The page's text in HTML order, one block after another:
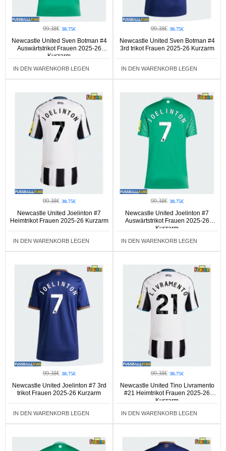
99.38€ 30.75€
Newcastle United Sven Botman #4
Auswärtstrikot Frauen 2025-26
Kurzarm
IN DEN WARENKORB LEGEN
99.38€ 30.75€
Newcastle United Sven Botman #4
3rd trikot Frauen 2025-26 Kurzarm
IN DEN WARENKORB LEGEN
99.38€ 30.75€
Newcastle United Joelinton #7
Heimtrikot Frauen 2025-26 Kurzarm
IN DEN WARENKORB LEGEN
99.38€ 30.75€
Newcastle United Joelinton #7
Auswärtstrikot Frauen 2025-26
Kurzarm
IN DEN WARENKORB LEGEN
99.38€ 30.75€
Newcastle United Joelinton #7 3rd
trikot Frauen 2025-26 Kurzarm
IN DEN WARENKORB LEGEN
99.38€ 30.75€
Newcastle United Tino Livramento
#21 Heimtrikot Frauen 2025-26
Kurzarm
IN DEN WARENKORB LEGEN